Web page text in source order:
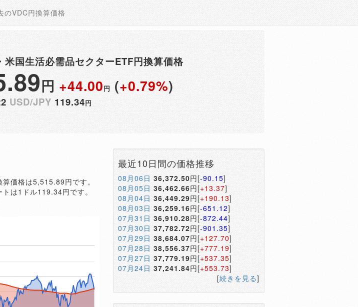
のVDC円換算価格
国生活必需品セクターETF円換算価格
円 +44.00円(+0.79%)
USD/JPY 119.34円
価格は5,515.89円です。
は1ドル119.34円です。
最近10日間の価格推移
08月06日 36,372.50円[-90.15]
08月05日 36,462.66円[+13.37]
08月04日 36,449.29円[+190.13]
08月03日 36,259.16円[-651.12]
07月31日 36,910.28円[-872.44]
07月30日 37,782.72円[-901.35]
07月29日 38,684.07円[+127.70]
07月28日 38,556.37円[+777.19]
07月27日 37,779.19円[+537.35]
07月24日 37,241.84円[+553.73]
[続きを見る]